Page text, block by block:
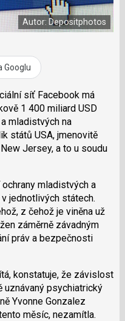
b
o
o
k
X
Autor: Depositphotos
Googlu
síť Facebook má
1 400 miliard USD
mladistvých na
států USA, jmenovitě
Jersey, a to u soudu
mladistvých a
jednotlivých státech.
z čehož je viněna už
záměrně závadným
práv a bezpečnosti
konstatuje, že závislost
uznávaný psychiatrický
Yvonne Gonzalez
měsíc, nezamítla.